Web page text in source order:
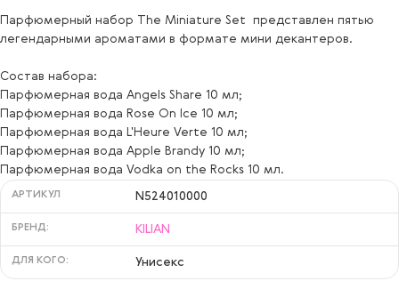
Парфюмерный набор The Miniature Set представлен пятью
легендарными ароматами в формате мини декантеров.
Состав набора:
Парфюмерная вода Angels Share 10 мл;
Парфюмерная вода Rose On Ice 10 мл;
Парфюмерная вода L'Heure Verte 10 мл;
Парфюмерная вода Apple Brandy 10 мл;
Парфюмерная вода Vodka on the Rocks 10 мл.
АРТИКУЛ N524010000
БРЕНД: KILIAN
ДЛЯ КОГО: Унисекс